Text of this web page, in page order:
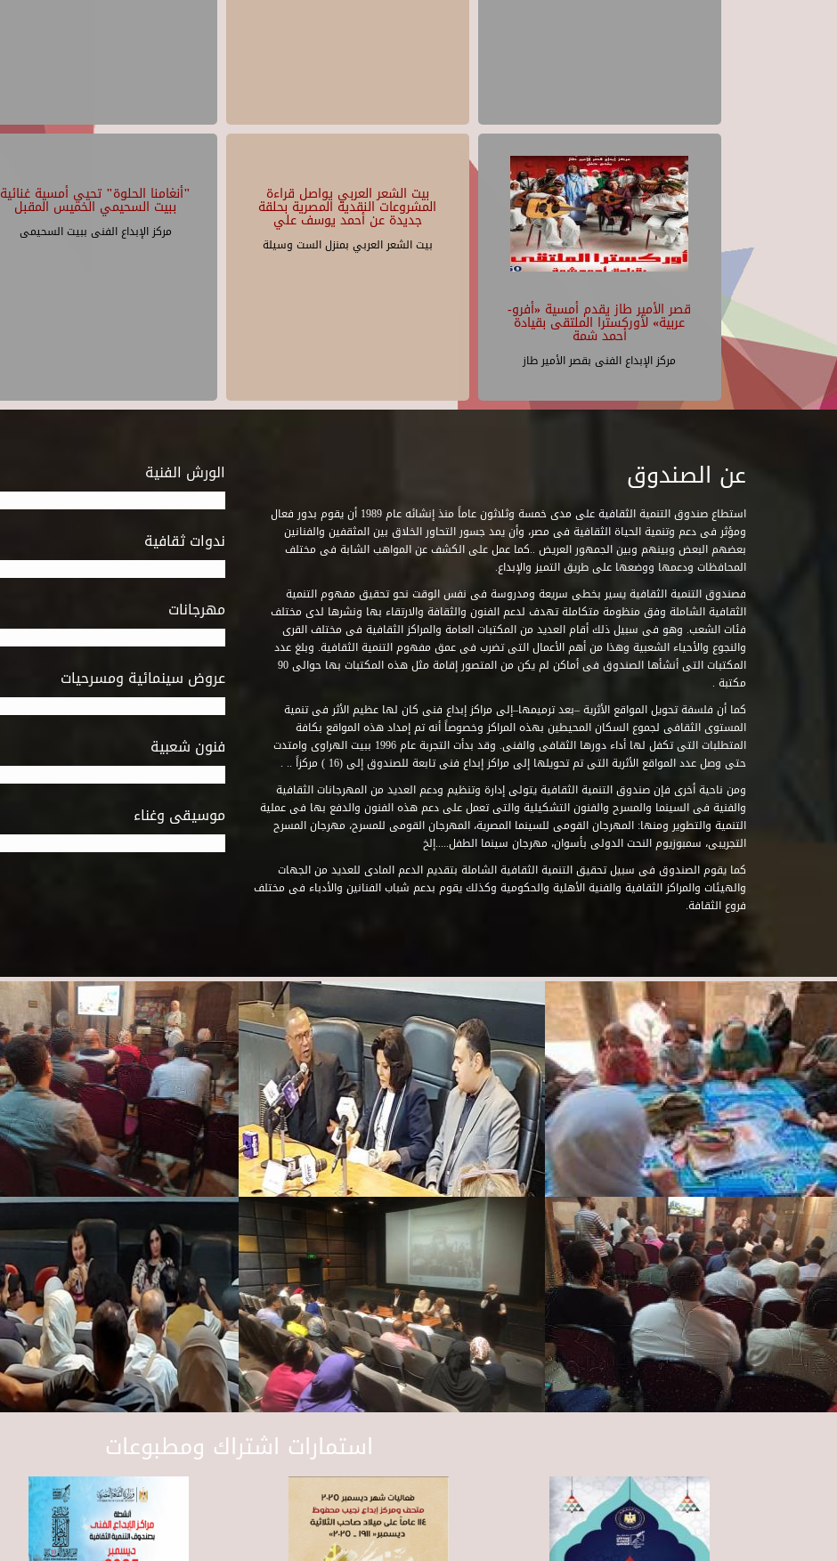
"أنغامنا الحلوة" تحيي أمسية غنائية
ببيت السحيمي الخميس المقبل
مركز الإبداع الفنى ببيت السحيمى
بيت الشعر العربي يواصل قراءة
المشروعات النقدية المصرية بحلقة
جديدة عن أحمد يوسف علي
بيت الشعر العربي بمنزل الست وسيلة
قصر الأمير طاز يقدم أمسية «أفرو-
عربية» لأوركسترا الملتقى بقيادة
أحمد شمة
مركز الإبداع الفنى بقصر الأمير طاز
الورش الفنية
ندوات ثقافية
مهرجانات
عروض سينمائية ومسرحيات
فنون شعبية
موسيقى وغناء
عن الصندوق
استطاع صندوق التنمية الثقافية على مدى خمسة وثلاثون عاماً منذ إنشائه عام 1989 أن يقوم بدور فعال
ومؤثر فى دعم وتنمية الحياة الثقافية فى مصر، وأن يمد جسور التحاور الخلاق بين المثقفين والفنانين
بعضهم البعض وبينهم وبين الجمهور العريض ..كما عمل على الكشف عن المواهب الشابة فى مختلف
المحافظات ودعمها ووضعها على طريق التميز والإبداع.
فصندوق التنمية الثقافية يسير بخطى سريعة ومدروسة فى نفس الوقت نحو تحقيق مفهوم التنمية
الثقافية الشاملة وفق منظومة متكاملة تهدف لدعم الفنون والثقافة والارتقاء بها ونشرها لدى مختلف
فئات الشعب. وهو فى سبيل ذلك أقام العديد من المكتبات العامة والمراكز الثقافية فى مختلف القرى
والنجوع والأحياء الشعبية وهذا من أهم الأعمال التى تضرب فى عمق مفهوم التنمية الثقافية. وبلغ عدد
المكتبات التى أنشأها الصندوق فى أماكن لم يكن من المتصور إقامة مثل هذه المكتبات بها حوالى 90
مكتبة .
كما أن فلسفة تحويل المواقع الأثرية –بعد ترميمها–إلى مراكز إبداع فنى كان لها عظيم الأثر فى تنمية
المستوى الثقافى لجموع السكان المحيطين بهذه المراكز وخصوصاً أنه تم إمداد هذه المواقع بكافة
المتطلبات التى تكفل لها أداء دورها الثقافى والفنى. وقد بدأت التجربة عام 1996 ببيت الهراوى وامتدت
حتى وصل عدد المواقع الأثرية التى تم تحويلها إلى مراكز إبداع فنى تابعة للصندوق إلى (16 ) مركزاً .. .
ومن ناحية أخرى فإن صندوق التنمية الثقافية يتولى إدارة وتنظيم ودعم العديد من المهرجانات الثقافية
والفنية فى السينما والمسرح والفنون التشكيلية والتى تعمل على دعم هذه الفنون والدفع بها فى عملية
التنمية والتطوير ومنها: المهرجان القومى للسينما المصرية، المهرجان القومى للمسرح، مهرجان المسرح
التجريبى، سمبوزيوم النحت الدولى بأسوان، مهرجان سينما الطفل.....إلخ
كما يقوم الصندوق فى سبيل تحقيق التنمية الثقافية الشاملة بتقديم الدعم المادى للعديد من الجهات
والهيئات والمراكز الثقافية والفنية الأهلية والحكومية وكذلك يقوم بدعم شباب الفنانين والأدباء فى مختلف
فروع الثقافة.
استمارات اشتراك ومطبوعات